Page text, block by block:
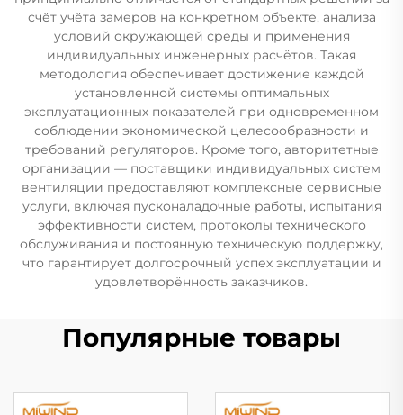
счёт учёта замеров на конкретном объекте, анализа
условий окружающей среды и применения
индивидуальных инженерных расчётов. Такая
методология обеспечивает достижение каждой
установленной системы оптимальных
эксплуатационных показателей при одновременном
соблюдении экономической целесообразности и
требований регуляторов. Кроме того, авторитетные
организации — поставщики индивидуальных систем
вентиляции предоставляют комплексные сервисные
услуги, включая пусконаладочные работы, испытания
эффективности систем, протоколы технического
обслуживания и постоянную техническую поддержку,
что гарантирует долгосрочный успех эксплуатации и
удовлетворённость заказчиков.
Популярные товары